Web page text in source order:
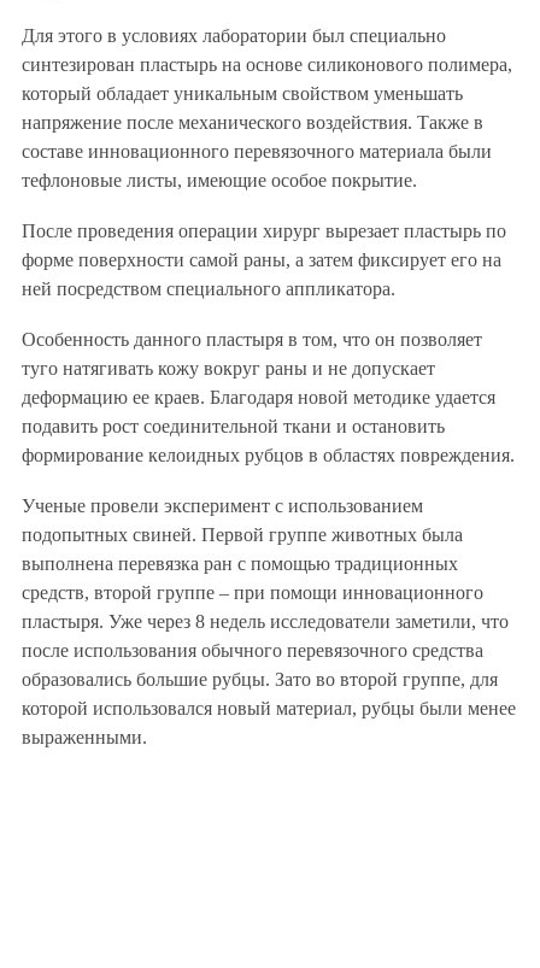
Для этого в условиях лаборатории был специально
синтезирован пластырь на основе силиконового полимера,
который обладает уникальным свойством уменьшать
напряжение после механического воздействия. Также в
составе инновационного перевязочного материала были
тефлоновые листы, имеющие особое покрытие.
После проведения операции хирург вырезает пластырь по
форме поверхности самой раны, а затем фиксирует его на
ней посредством специального аппликатора.
Особенность данного пластыря в том, что он позволяет
туго натягивать кожу вокруг раны и не допускает
деформацию ее краев. Благодаря новой методике удается
подавить рост соединительной ткани и остановить
формирование келоидных рубцов в областях повреждения.
Ученые провели эксперимент с использованием
подопытных свиней. Первой группе животных была
выполнена перевязка ран с помощью традиционных
средств, второй группе – при помощи инновационного
пластыря. Уже через 8 недель исследователи заметили, что
после использования обычного перевязочного средства
образовались большие рубцы. Зато во второй группе, для
которой использовался новый материал, рубцы были менее
выраженными.